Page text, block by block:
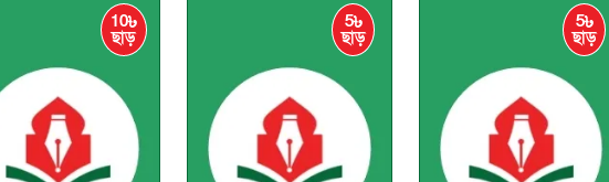
10৳
ছাড়
5৳
ছাড়
5৳
ছাড়